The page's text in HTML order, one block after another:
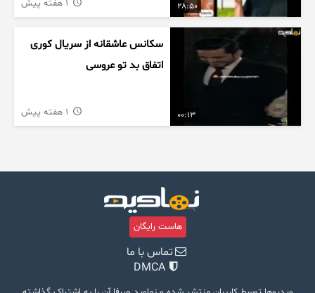
28:50
00:13
سکانس عاشقانه از سریال کوری
اتفاق بد تو عروسی
هاست رایگان
تماس با ما
DMCA